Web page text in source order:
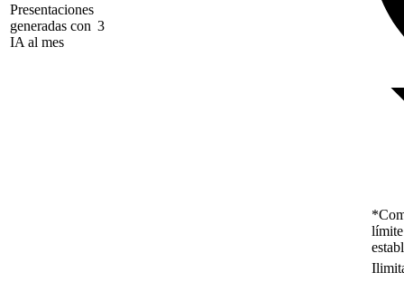
Presentaciones
generadas con
IA al mes
3